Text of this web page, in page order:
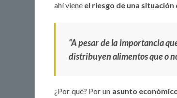
ahí viene el riesgo de una
“A pesar de la importancia
distribuyen alimentos que o
¿Por qué? Por un asunto